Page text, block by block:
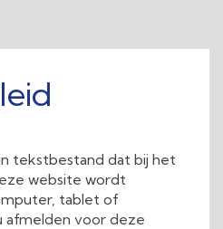
tekstbestand dat bij het
website wordt
tablet of
afmelden voor deze